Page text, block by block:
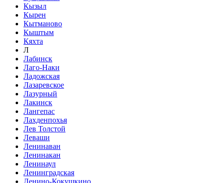
Кызыл
Кырен
Кытманово
Кыштым
Кяхта
Л
Лабинск
Лаго-Наки
Ладожская
Лазаревское
Лазурный
Лакинск
Лангепас
Лахденпохья
Лев Толстой
Леваши
Ленинаван
Ленинакан
Ленинаул
Ленинградская
Ленино-Кокушкино